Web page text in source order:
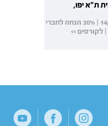
ת"א יפו,
15% הנחת רישום עד 14/08 | 20% הנחה לחברי
לקורסים >>